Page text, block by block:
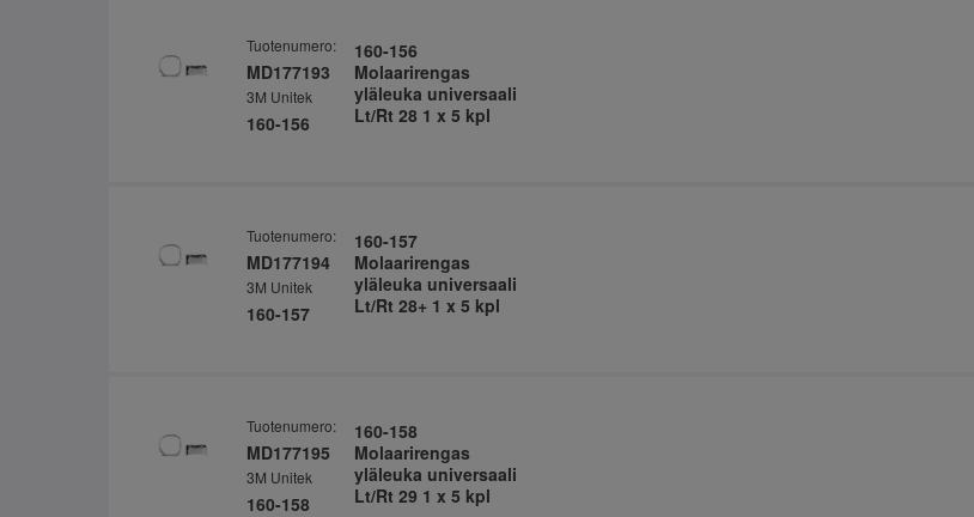
Tuotenumero:
MD177193
3M Unitek
160-156
160-156
Molaarirengas
yläleuka universaali
Lt/Rt 28 1 x 5 kpl
Tuotenumero:
MD177194
3M Unitek
160-157
160-157
Molaarirengas
yläleuka universaali
Lt/Rt 28+ 1 x 5 kpl
Tuotenumero:
MD177195
3M Unitek
160-158
160-158
Molaarirengas
yläleuka universaali
Lt/Rt 29 1 x 5 kpl